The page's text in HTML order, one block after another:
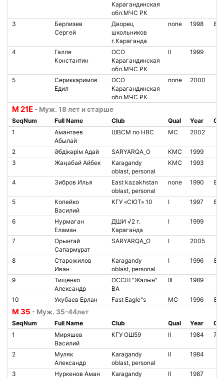
Карагандинская
обл.МЧС РК
3
Берлизев
Сергей
Дворец
школьников
г.Караганда
none 1998
4
Галле
Константин
ОСО
Карагандинская
обл.МЧС РК
II 1999
5
Сериккаримов
Едил
ОСО
Карагандинская
обл.МЧС РК
none 2000
М 21Е - Муж. 18 лет и старше
SeqNum Full Name Club Qual Year
1
Амантаев
Абылай
ШВСМ по НВС МС 2002
2 Әбдікәрім Адай SARYARQA_O КМС
1999
3
Жаңабай Айбек
Karagandy
oblast, personal
КМС 1993
4 Зибров Илья
East kazakhstan
oblast, personal
none 1990
5
Копейко
Василий
КГУ «СЮТ» 10 I 1997
6
Нурмаган
Еламан
ДШИ √2 г.
Караганда
I 1999
7
Орынтай
Сапармұрат
SARYARQA_O I 2005
8
Старожилов
Иван
Karagandy
oblast, personal
I 1996
9
Тищенко
Александр
ОССШ "Жалын"
ВА
III 1989
10 Укубаев Ерлан Fast Eagle"s МС 1996
М 35 - Муж. 35-44лет
SeqNum Full Name Club Qual Year
1
Миряшев
Василий
КГУ ОШ59 II 1984
2
Муляк
Александр
Karagandy
oblast, personal
II 1984
3 Нуркенов Аман
Karagandy
II 1987